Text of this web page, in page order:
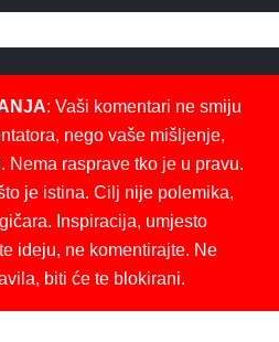
: Vaši komentari ne smiju
nego vaše mišljenje,
Nema rasprave tko je u pravu.
je istina. Cilj nije polemika,
Inspiracija, umjesto
ideju, ne komentirajte. Ne
biti će te blokirani.